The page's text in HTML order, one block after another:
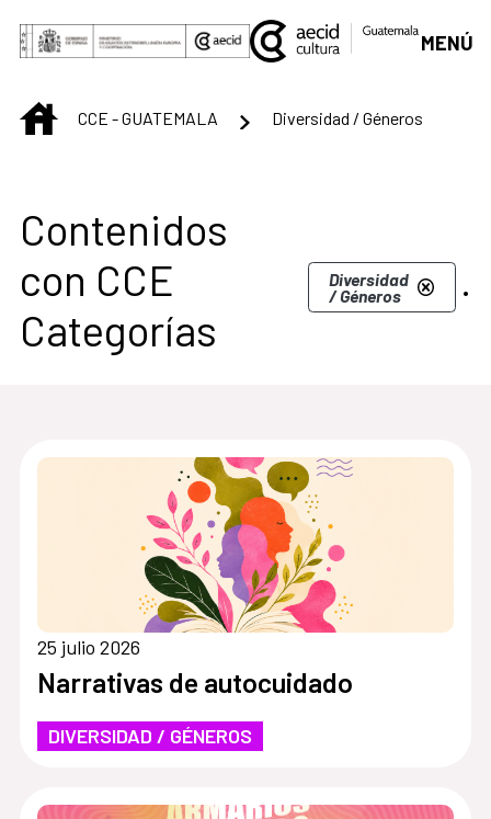
Saltar al contenido principal
MENÚ
INICIOCCE - GUATEMALA Diversidad / Géneros
Centro Cultural de
Contenidos
con CCE
Categorías
Diversidad
/ Géneros .
25 julio 2026
Narrativas de autocuidado
DIVERSIDAD / GÉNEROS